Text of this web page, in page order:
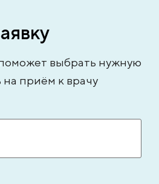
выбрать нужную
на приём к врачу